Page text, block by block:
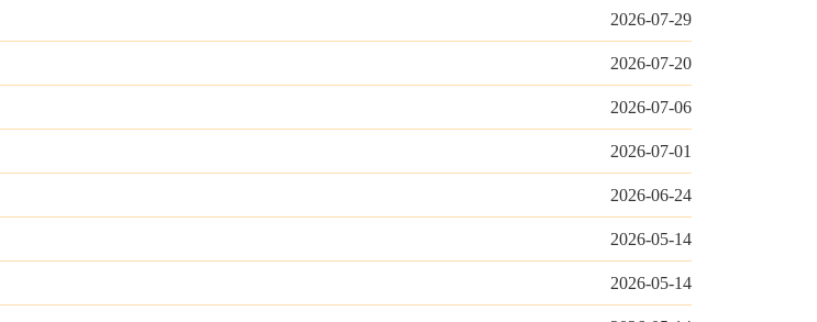
2026-07-29
2026-07-20
2026-07-06
2026-07-01
2026-06-24
2026-05-14
2026-05-14